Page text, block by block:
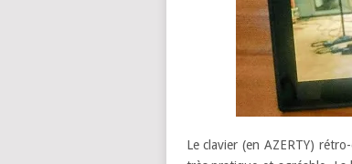
Le clavier (en AZERTY)